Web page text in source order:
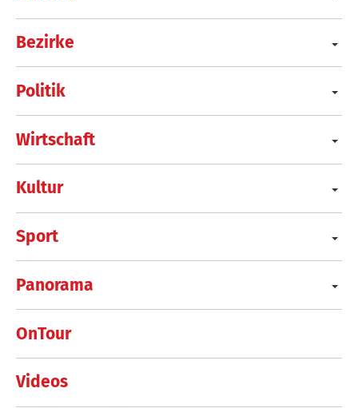
Bezirke
Politik
Wirtschaft
Kultur
Sport
Panorama
OnTour
Videos